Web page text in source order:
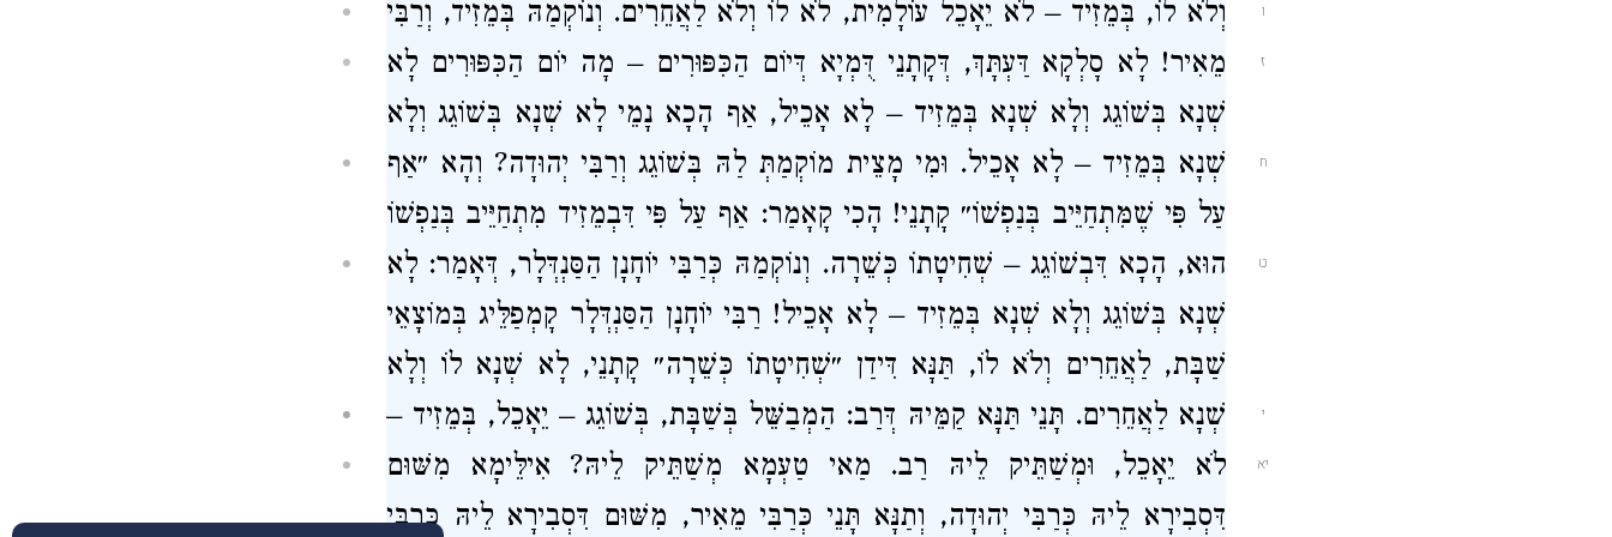
וְלֹא לוֹ, בְּמֵזִיד – לֹא יֵאָכֵל עוֹלָמִית, לֹא לוֹ וְלֹא לַאֲחֵרִים. ו
וְנוֹקְמַהּ בְּמֵזִיד, וְרַבִּי
מֵאִיר!
ז
לָא סָלְקָא דַּעְתָּךְ, דְּקָתָנֵי דֻּמְיָא דְּיוֹם הַכִּפּוּרִים – מָה יוֹם הַכִּפּוּרִים לָא
שְׁנָא בְּשׁוֹגֵג וְלָא שְׁנָא בְּמֵזִיד – לָא אָכֵיל, אַף הָכָא נָמֵי לָא שְׁנָא בְּשׁוֹגֵג וְלָא
שְׁנָא בְּמֵזִיד – לָא אָכֵיל.
ח
וּמִי מָצֵית מוֹקְמַתְּ לַהּ בְּשׁוֹגֵג וְרַבִּי יְהוּדָה? וְהָא ״אַף
עַל פִּי שֶׁמִּתְחַיֵּיב בְּנַפְשׁוֹ״ קָתָנֵי! הָכִי קָאָמַר: אַף עַל פִּי דִּבְמֵזִיד מִתְחַיֵּיב בְּנַפְשׁוֹ
הוּא, הָכָא דִּבְשׁוֹגֵג – שְׁחִיטָתוֹ כְּשֵׁרָה.
ט
וְנוֹקְמַהּ כְּרַבִּי יוֹחָנָן הַסַּנְדְּלָר, דְּאָמַר: לָא
שְׁנָא בְּשׁוֹגֵג וְלָא שְׁנָא בְּמֵזִיד – לָא אָכֵיל! רַבִּי יוֹחָנָן הַסַּנְדְּלָר קָמְפַלֵּיג בְּמוֹצָאֵי
שַׁבָּת, לַאֲחֵרִים וְלֹא לוֹ, תַּנָּא דִּידַן ״שְׁחִיטָתוֹ כְּשֵׁרָה״ קָתָנֵי, לָא שְׁנָא לוֹ וְלָא
שְׁנָא לַאֲחֵרִים.
י
תָּנֵי תַּנָּא קַמֵּיהּ דְּרַב: הַמְבַשֵּׁל בְּשַׁבָּת, בְּשׁוֹגֵג – יֵאָכֵל, בְּמֵזִיד –
לֹא יֵאָכֵל, וּמְשַׁתֵּיק לֵיהּ רַב.
יא
מַאי טַעְמָא מְשַׁתֵּיק לֵיהּ? אִילֵּימָא מִשּׁוּם
דִּסְבִירָא לֵיהּ כְּרַבִּי יְהוּדָה, וְתַנָּא תָּנֵי כְּרַבִּי מֵאִיר, מִשּׁוּם דִּסְבִירָא לֵיהּ כְּרַבִּי